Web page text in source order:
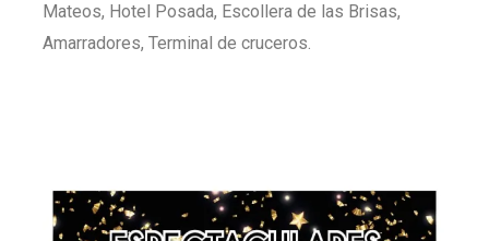
Mateos, Hotel Posada, Escollera de las Brisas,
Amarradores, Terminal de cruceros.